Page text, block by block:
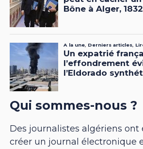
Qui sommes-nous ?
Des journalistes algériens ont
créer un journal électronique